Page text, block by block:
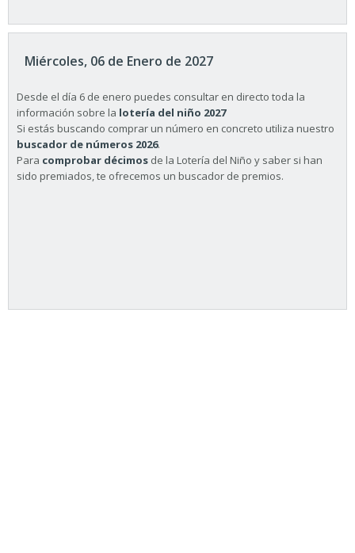
Miércoles, 06 de Enero de 2027
Desde el día 6 de enero puedes consultar en directo toda la
información sobre la lotería del niño 2027
Si estás buscando comprar un número en concreto utiliza nuestro
buscador de números 2026.
Para comprobar décimos de la Lotería del Niño y saber si han
sido premiados, te ofrecemos un buscador de premios.